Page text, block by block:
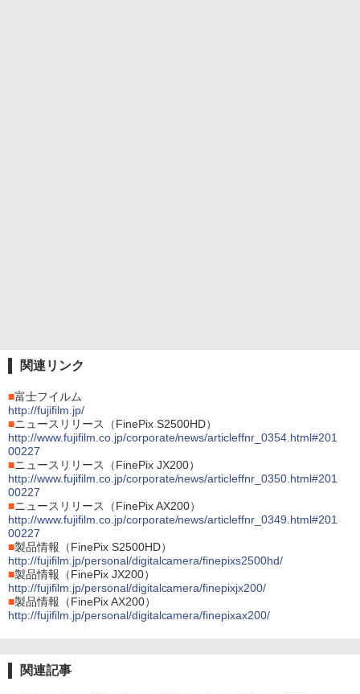
関連リンク
■富士フイルム
http://fujifilm.jp/
■ニュースリリース（FinePix S2500HD）
http://www.fujifilm.co.jp/corporate/news/articleffnr_0354.html#201
00227
■ニュースリリース（FinePix JX200）
http://www.fujifilm.co.jp/corporate/news/articleffnr_0350.html#201
00227
■ニュースリリース（FinePix AX200）
http://www.fujifilm.co.jp/corporate/news/articleffnr_0349.html#201
00227
■製品情報（FinePix S2500HD）
http://fujifilm.jp/personal/digitalcamera/finepixs2500hd/
■製品情報（FinePix JX200）
http://fujifilm.jp/personal/digitalcamera/finepixjx200/
■製品情報（FinePix AX200）
http://fujifilm.jp/personal/digitalcamera/finepixax200/
関連記事